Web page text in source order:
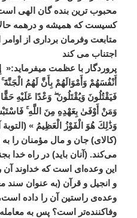
محبوب ترین بنده گان الهی
کسیست که همیشه و درهمه
متابعت وفرمان برداری از
اجتناب می کند
پروردگار با عظمت میفرماید:«
أَنْفُسَهُمْ وَأَمْوَالَهُمْ بِأَنَّ لَهُمُ
فَيَقْتُلُونَ وَيُقْتَلُونَ ۖ وَعْدًا عَلَيْهِ
وَمَنْ أَوْفَىٰ بِعَهْدِهِ مِنَ اللَّهِ
(کالای) جان و مال مؤمنان را
می‌کند. (آنان باید) در راه خدا
این وعده‌ای است که خداوند آن
و انجیل و قرآن (به عنوان
وعده‌ی راستین آن را داده
وفاکننده‌تر است؟ پس به